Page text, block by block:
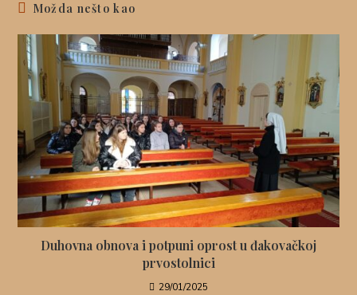
Možda nešto kao
Duhovna obnova i potpuni oprost u đakovačkoj
prvostolnici
29/01/2025